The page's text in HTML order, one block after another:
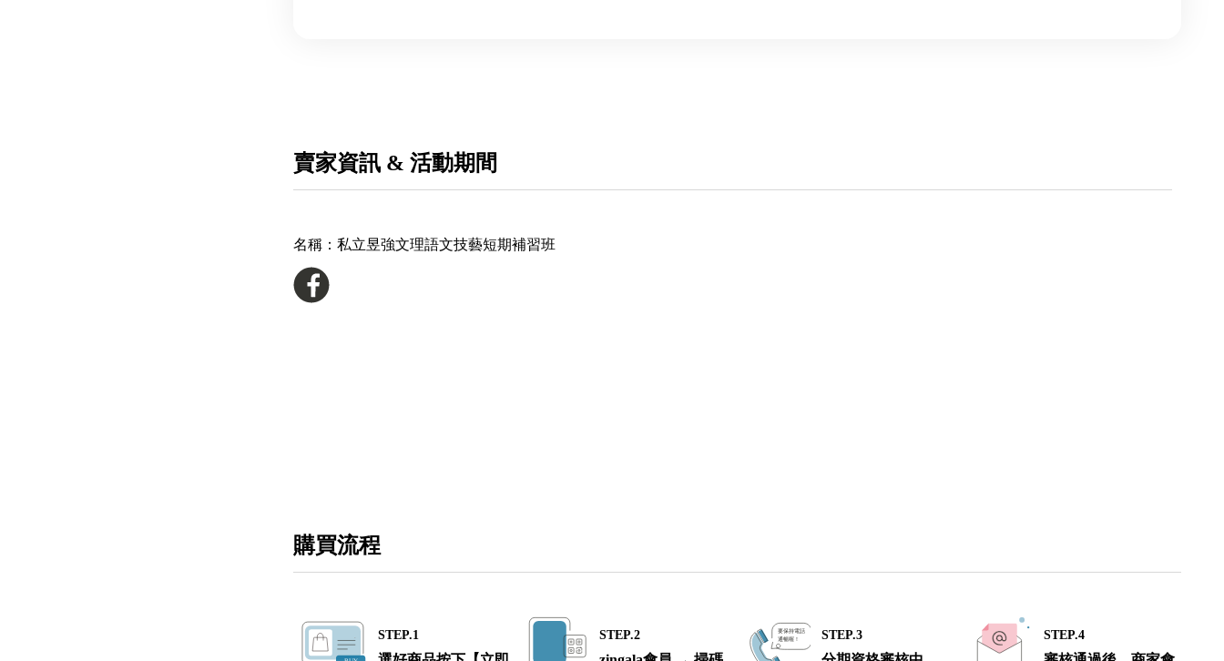
賣家資訊 & 活動期間
名稱： 私立昱強文理語文技藝短期補習班
購買流程
STEP.1 STEP.2 STEP.3 STEP.4